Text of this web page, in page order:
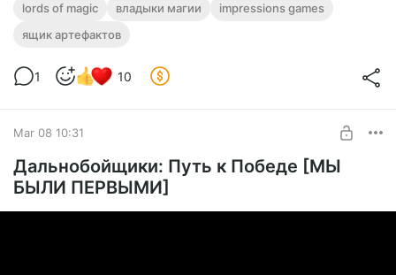
lords of magic владыки магии
impressions games
ящик артефактов
1 10
Mar 08 10:31
Дальнобойщики: Путь к Победе [МЫ
БЫЛИ ПЕРВЫМИ]